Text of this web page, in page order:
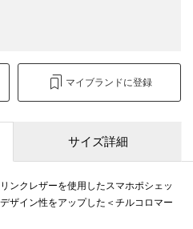
マイブランドに登録
サイズ詳細
ンクレザーを使用したスマホポシェッ
ザイン性をアップした＜チルコロマー